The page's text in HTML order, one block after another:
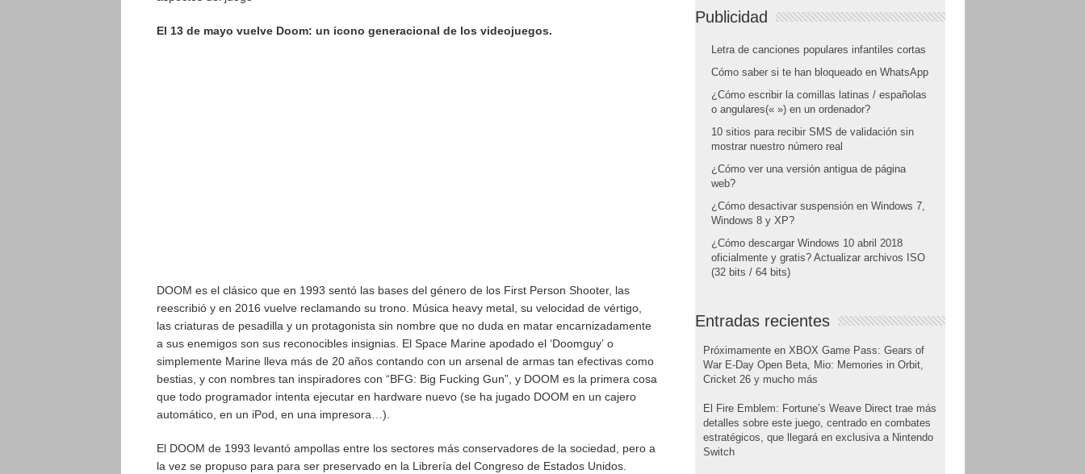
El 13 de mayo vuelve Doom: un icono generacional de los videojuegos.
DOOM es el clásico que en 1993 sentó las bases del género de los First Person Shooter, las
reescribió y en 2016 vuelve reclamando su trono. Música heavy metal, su velocidad de vértigo,
las criaturas de pesadilla y un protagonista sin nombre que no duda en matar encarnizadamente
a sus enemigos son sus reconocibles insignias. El Space Marine apodado el ‘Doomguy’ o
simplemente Marine lleva más de 20 años contando con un arsenal de armas tan efectivas como
bestias, y con nombres tan inspiradores con “BFG: Big Fucking Gun”, y DOOM es la primera cosa
que todo programador intenta ejecutar en hardware nuevo (se ha jugado DOOM en un cajero
automático, en un iPod, en una impresora…).
El DOOM de 1993 levantó ampollas entre los sectores más conservadores de la sociedad, pero a
la vez se propuso para para ser preservado en la Librería del Congreso de Estados Unidos.
Publicidad
Letra de canciones populares infantiles cortas
Cómo saber si te han bloqueado en WhatsApp
¿Cómo escribir la comillas latinas / españolas
o angulares(« ») en un ordenador?
10 sitios para recibir SMS de validación sin
mostrar nuestro número real
¿Cómo ver una versión antigua de página
web?
¿Cómo desactivar suspensión en Windows 7,
Windows 8 y XP?
¿Cómo descargar Windows 10 abril 2018
oficialmente y gratis? Actualizar archivos ISO
(32 bits / 64 bits)
Entradas recientes
Próximamente en XBOX Game Pass: Gears of
War E-Day Open Beta, Mio: Memories in Orbit,
Cricket 26 y mucho más
El Fire Emblem: Fortune’s Weave Direct trae más
detalles sobre este juego, centrado en combates
estratégicos, que llegará en exclusiva a Nintendo
Switch